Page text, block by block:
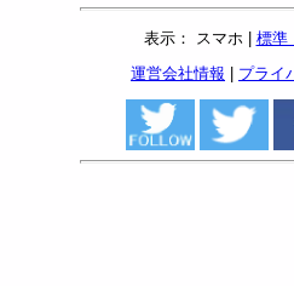
表示： スマホ | 標準
運営会社情報
プライ